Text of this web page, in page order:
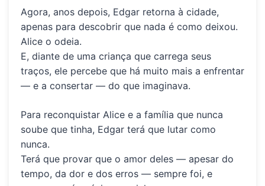
Agora, anos depois, Edgar retorna à cidade,
apenas para descobrir que nada é como deixou.
Alice o odeia.
E, diante de uma criança que carrega seus
traços, ele percebe que há muito mais a enfrentar
— e a consertar — do que imaginava.
Para reconquistar Alice e a família que nunca
soube que tinha, Edgar terá que lutar como
nunca.
Terá que provar que o amor deles — apesar do
tempo, da dor e dos erros — sempre foi, e